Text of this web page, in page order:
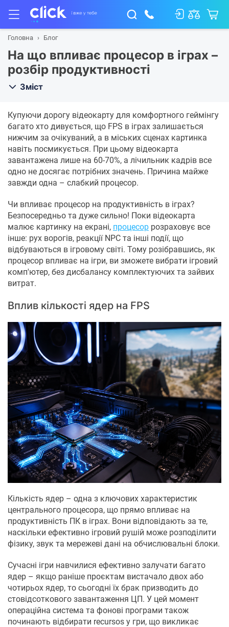
Головна Блог
На що впливає процесор в іграх –
розбір продуктивності
Зміст
Купуючи дорогу відеокарту для комфортного геймінгу
багато хто дивується, що FPS в іграх залишається
нижчим за очікуваний, а в міських сценах картинка
навіть посмикується. При цьому відеокарта
завантажена лише на 60-70%, а лічильник кадрів все
одно не досягає потрібних значень. Причина майже
завжди одна – слабкий процесор.
Чи впливає процесор на продуктивність в іграх?
Безпосередньо та дуже сильно! Поки відеокарта
малює картинку на екрані, процесор розраховує все
інше: рух ворогів, реакції NPC та інші події, що
відбуваються в ігровому світі. Тому розібравшись, як
процесор впливає на ігри, ви зможете вибрати ігровий
комп'ютер, без дисбалансу комплектуючих та зайвих
витрат.
Вплив кількості ядер на FPS
Кількість ядер – одна з ключових характеристик
центрального процесора, що прямо впливає на
продуктивність ПК в іграх. Вони відповідають за те,
наскільки ефективно ігровий рушій може розподілити
фізику, звук та мережеві дані на обчислювальні блоки.
Сучасні ігри навчилися ефективно залучати багато
ядер – якщо раніше проєктам вистачало двох або
чотирьох ядер, то сьогодні їх брак призводить до
стовідсоткового завантаження ЦП. У цей момент
операційна система та фонові програми також
починають відбирати recursos у гри, що викликає